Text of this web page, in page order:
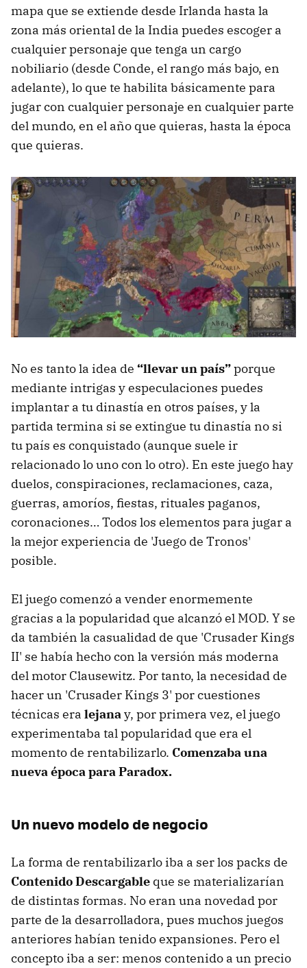
mapa que se extiende desde Irlanda hasta la
zona más oriental de la India puedes escoger a
cualquier personaje que tenga un cargo
nobiliario (desde Conde, el rango más bajo, en
adelante), lo que te habilita básicamente para
jugar con cualquier personaje en cualquier parte
del mundo, en el año que quieras, hasta la época
que quieras.
No es tanto la idea de “llevar un país”porque
mediante intrigas y especulaciones puedes
implantar a tu dinastía en otros países, y la
partida termina si se extingue tu dinastía no si
tu país es conquistado (aunque suele ir
relacionado lo uno con lo otro). En este juego hay
duelos, conspiraciones, reclamaciones, caza,
guerras, amoríos, fiestas, rituales paganos,
coronaciones… Todos los elementos para jugar a
la mejor experiencia de 'Juego de Tronos'
posible.
El juego comenzó a vender enormemente
gracias a la popularidad que alcanzó el MOD. Y se
da también la casualidad de que 'Crusader Kings
II' se había hecho con la versión más moderna
del motor Clausewitz. Por tanto, la necesidad de
hacer un 'Crusader Kings 3' por cuestiones
técnicas era lejana y, por primera vez, el juego
experimentaba tal popularidad que era el
momento de rentabilizarlo. Comenzaba una
nueva época para Paradox.
Un nuevo modelo de negocio
La forma de rentabilizarlo iba a ser los packs de
Contenido Descargable que se materializarían
de distintas formas. No eran una novedad por
parte de la desarrolladora, pues muchos juegos
anteriores habían tenido expansiones. Pero el
concepto iba a ser: menos contenido a un precio